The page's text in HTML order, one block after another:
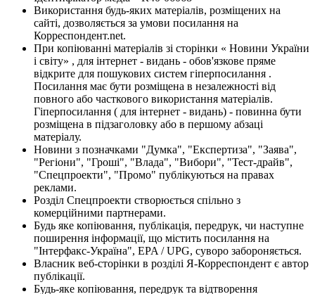
Використання будь-яких матеріалів, розміщених на
сайті, дозволяється за умови посилання на
Корреспондент.net.
При копіюванні матеріалів зі сторінки « Новини України
і світу» , для інтернет - видань - обов'язкове пряме
відкрите для пошукових систем гіперпосилання .
Посилання має бути розміщена в незалежності від
повного або часткового використання матеріалів.
Гіперпосилання ( для інтернет - видань) - повинна бути
розміщена в підзаголовку або в першому абзаці
матеріалу.
Новини з позначками "Думка", "Експертиза", "Заява",
"Регіони", "Гроші", "Влада", "Вибори", "Тест-драйв",
"Спецпроекти", "Промо" публікуються на правах
реклами.
Розділ Спецпроекти створюється спільно з
комерційними партнерами.
Будь яке копіювання, публікація, передрук, чи наступне
поширення інформації, що містить посилання на
"Інтерфакс-Україна", EPA / UPG, суворо забороняється.
Власник веб-сторінки в розділі Я-Корреспондент є автор
публікації.
Будь-яке копіювання, передрук та відтворення